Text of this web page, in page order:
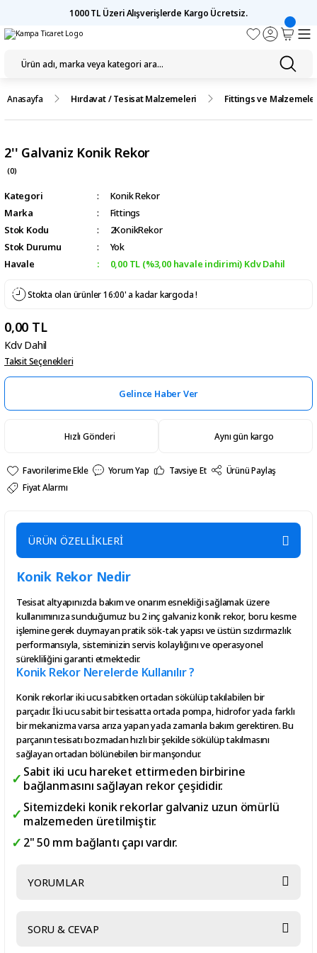
1000 TL Üzeri Alışverişlerde Kargo Ücretsiz.
Anasayfa Hırdavat / Tesisat Malzemeleri Fittings ve
2'' Galvaniz Konik Rekor
(0)
Kategori
Konik Rekor
Marka
Fittings
Stok Kodu
2KonikRekor
Stok Durumu
Yok
Havale
0,00 TL (%3,00 havale indirimi) Kdv Dahil
Stokta olan ürünler 16:00' a kadar kargoda !
0,00 TL
Kdv Dahil
Taksit Seçenekleri
Gelince Haber Ver
Hızlı Gönderi Aynı gün kargo
Yorum Yap Tavsiye Et
Ürünü Paylaş
Fiyat Alarmı
ÜRÜN ÖZELLİKLERİ
Konik Rekor Nedir
Tesisat altyapınızda bakım ve onarım esnekliği sağlamak üzere
kullanımınıza sunduğumuz bu 2 inç galvaniz konik rekor, boru kesme
işlemine gerek duymayan pratik sök-tak yapısı ve üstün sızdırmazlık
performansıyla, sisteminizin servis kolaylığını ve operasyonel
sürekliliğini garanti etmektedir.
Konik Rekor Nerelerde Kullanılır ?
Konik rekorlar iki ucu sabitken ortadan sökülüp takılabilen bir
parçadır. İki ucu sabit bir tesisatta ortada pompa, hidrofor yada farklı
bir mekanizma varsa arıza yapan yada zamanla bakım gerektiren. Bu
parçanın tesisatı bozmadan hızlı bir şekilde sökülüp takılmasını
sağlayan ortadan bölünebilen bir manşondur.
Sabit iki ucu hareket ettirmeden birbirine
bağlanmasını sağlayan rekor çeşididir.
Sitemizdeki konik rekorlar galvaniz uzun ömürlü
malzemeden üretilmiştir.
2" 50 mm bağlantı çapı vardır.
YORUMLAR
SORU & CEVAP